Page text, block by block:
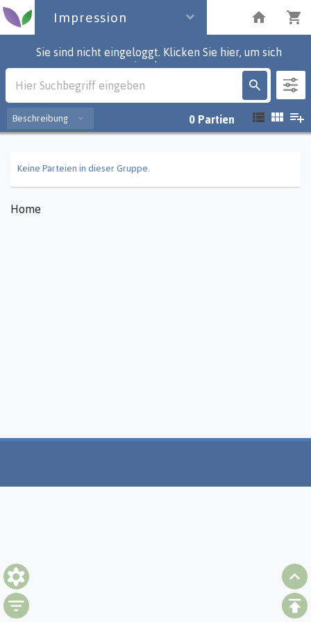
Impression
Sie sind nicht eingeloggt. Klicken Sie hier, um sich
einzuloggen.
Impression
Beschreibung 0 Partien
Keine Parteien in dieser Gruppe.
Home